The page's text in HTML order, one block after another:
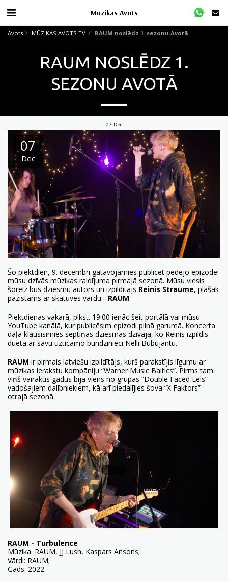
Mūzikas Avots
Avots MŪZIKAS AVOTS TV RAUM noslēdz 1. sezonu Avotā
RAUM NOSLĒDZ 1.
SEZONU AVOTĀ
07 Dec
07
Dec
Šo piektdien, 9. decembrī gatavojamies publicēt pēdējo epizodei
mūsu dzīvās mūzikas raidījuma pirmajā sezonā. Mūsu viesis
šoreiz būs dziesmu autors un izpildītājs Reinis Straume, plašāk
pazīstams ar skatuves vārdu - RAUM.
Piektdienas vakarā, plkst. 19:00 ienāc šeit portālā vai mūsu
YouTube kanālā, kur publicēsim epizodi pilnā garumā. Koncerta
daļā klausīsimies septiņas dziesmas dzīvajā, ko Reinis izpildīs
duetā ar savu uzticamo bundzinieci Nelli Bubujantu.
RAUM ir pirmais latviešu izpildītājs, kurš parakstījis līgumu ar
mūzikas ierakstu kompāniju “Warner Music Baltics”. Pirms tam
viņš vairākus gadus bija viens no grupas “Double Faced Eels”
vadošajiem dalībniekiem, kā arī piedalījies šova “X Faktors”
otrajā sezonā.
RAUM - Turbulence
Mūzika: RAUM, JJ Lush, Kaspars Ansons;
Vārdi: RAUM;
Gads: 2022.